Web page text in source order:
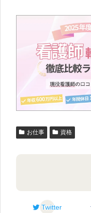
お仕事 資格
Twitter